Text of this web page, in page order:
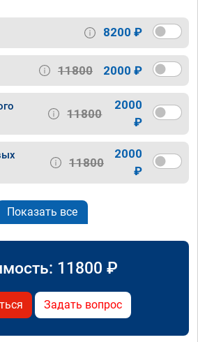
8200 ₽
11800 2000 ₽
11800
2000
₽
11800
2000
₽
Показать все
11800 ₽
Задать вопрос